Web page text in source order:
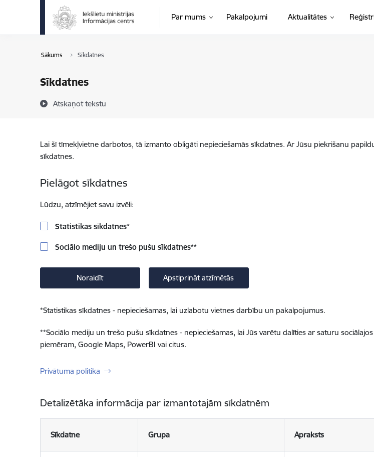
Pāriet uz lapas saturu
Par mums Pakalpojumi Aktualitātes
Sākums Sīkdatnes
Sīkdatnes
Atskaņot tekstu
Lai šī tīmekļvietne darbotos, tā izmanto obligāti nepieciešamās sīkdatnes. Ar Jūsu piekrišanu
sīkdatnes.
Pielāgot sīkdatnes
Lūdzu, atzīmējiet savu izvēli:
Statistikas sīkdatnes*
Sociālo mediju un trešo pušu sīkdatnes**
Noraidīt Apstiprināt atzīmētās
*Statistikas sīkdatnes - nepieciešamas, lai uzlabotu vietnes darbību un pakalpojumus.
**Sociālo mediju un trešo pušu sīkdatnes - nepieciešamas, lai Jūs varētu dalīties ar saturu
piemēram, Google Maps, PowerBI vai citus.
Privātuma politika
Detalizētāka informācija par izmantotajām sīkdatnēm
Sīkdatne Grupa Apraksts